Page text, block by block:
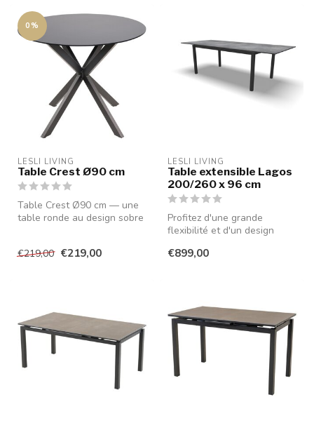
0%
LESLI LIVING
Table Crest Ø90 cm
Table Crest Ø90 cm — une
table ronde au design sobre
€219,00 €219,00
LESLI LIVING
Table extensible Lagos
200/260 x 96 cm
Profitez d'une grande
flexibilité et d'un design
élégante tab...
€899,00